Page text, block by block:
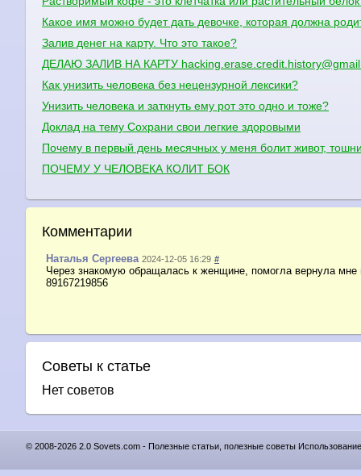
Какое имя можно будет дать девочке, которая должна
Залив денег на карту. Что это такое?
ДЕЛАЮ ЗАЛИВ НА КАРТУ
Как унизить человека без нецензурной лексики?
Унизить человека и заткнуть ему рот это одно и тоже?
Доклад на тему Сохрани свои легкие здоровыми
Почему в первый день месячных у меня болит живот,
ПОЧЕМУ У ЧЕЛОВЕКА КОЛИТ БОК
Комментарии
Наталья Сергеева 2024-12-05 16:29 #
Через знакомую обращалась к женщине, помогла вернула
89167219856
Советы к статье
Нет советов
© 2008-2026 2.0 Sovets.com - Полезные статьи, полезные советы